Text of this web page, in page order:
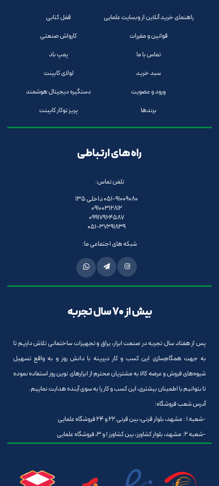
راهنمای خرید آنلاین از وبسایت علمایی
قوانین و مقررات
تماس با ما
سبد خرید
ورود و عضویت
برندها
قفل کتابی
کارواش صنعتی
پمپ باد
لولای کابینت
دستگیره دیجیتال هوشمند
پریز توکار کابینت
راه های ارتباطی
تلفن تماس:
051-91009080 داخلی 135
09100312812
09917964587
051-37291839
شبکه های اجتماعی ما:
بیش از 70 سال تجربه
پس از هفتاد سال تجربه در صنعت ابزار، یراق و تجهیزات ساختمانی تلاش داریم تا
به جهت همگام‌سازی این کسب و کار دیرینه با دانش روز و به واقع تسهیل
شیوه‌های فروش و عرضه کالا به مشتریان محترم از ابزارهای نوین روز استفاده نموده
تا بتوانیم با اطمینان بیشتری، این کسب و کار را به سوی آینده هدایت نماییم.
آدرس شعب فروشگاه:
-شعبه 1 : مشهد، بلوار قرنی، بین قرنی 22 و 24 فروشگاه علمایی
-شعبه 2: مشهد، بلوار کشاورز، بین کشاورز 1 و 3، فروشگاه علمایی